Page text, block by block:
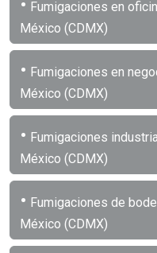
• Fumigaciones en
México (CDMX)
• Fumigaciones en
México (CDMX)
• Fumigaciones
México (CDMX)
• Fumigaciones de
México (CDMX)